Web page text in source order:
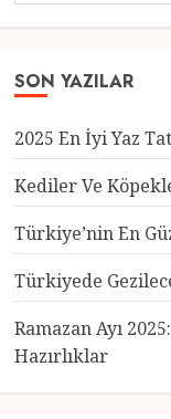
SON YAZILAR
2025 En İyi Yaz
Kediler Ve
Türkiye’nin En
Türkiyede
Ramazan Ayı
Hazırlıklar
3